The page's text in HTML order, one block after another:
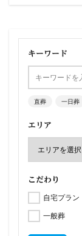
キーワード
直葬 一日葬
エリア
こだわり
自宅プラン
一般葬